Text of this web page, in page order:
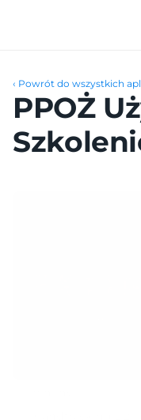
‹ Powrót do wszystkich
PPOŻ